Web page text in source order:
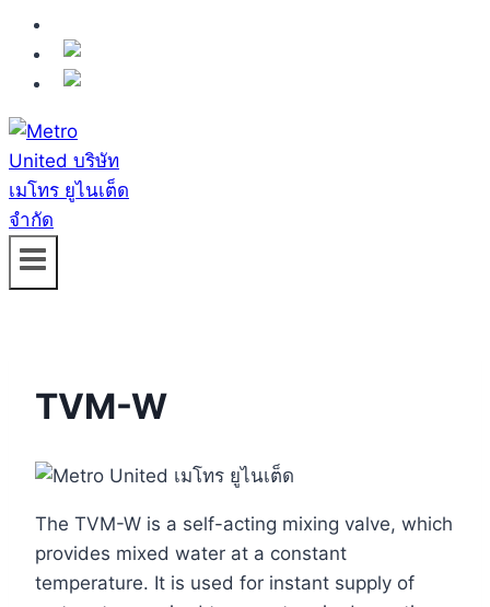
TVM-W
The TVM-W is a self-acting mixing valve, which
provides mixed water at a constant
temperature. It is used for instant supply of